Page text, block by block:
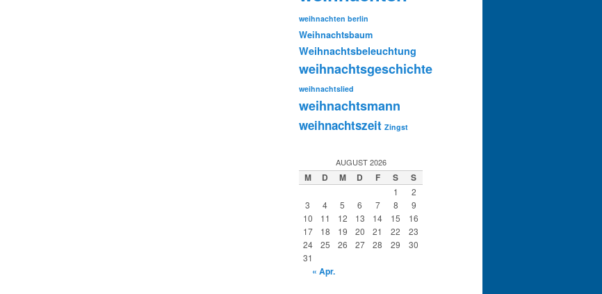
weihnachten berlin
Weihnachtsbaum
Weihnachtsbeleuchtung
weihnachtsgeschichte
weihnachtslied
weihnachtsmann
weihnachtszeit Zingst
AUGUST 2026
M D M D F S S
1
2
3
4 5 6 7 8
9
10
11 12 13 14 15
16
17
18 19 20 21 22
23
24
25 26 27 28 29
30
31
« Apr.